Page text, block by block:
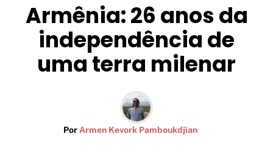
Armênia: 26 anos da
independência de
uma terra milenar
Por Armen Kevork Pamboukdjian